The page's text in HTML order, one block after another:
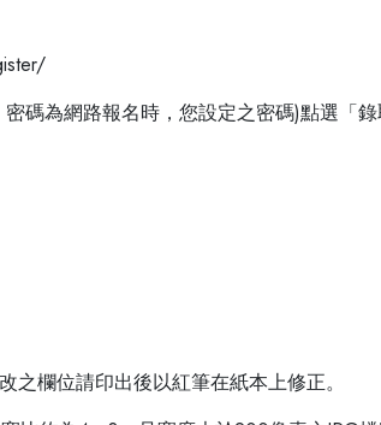
碼為網路報名時，您設定之密碼)點選「
欄位請印出後以紅筆在紙本上修正。